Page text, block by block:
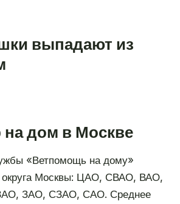
выпадают из
на дом в Москве
«Ветпомощь на дому»
округа Москвы: ЦАО, СВАО, ВАО,
ЗАО, СЗАО, САО. Среднее